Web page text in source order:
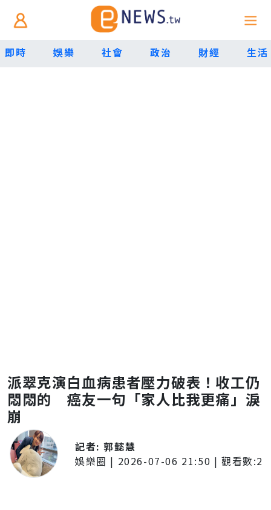
即時 娛樂 社會 政治 財經 生活
派翠克演白血病患者壓力破表！收工仍
悶悶的 癌友一句「家人比我更痛」淚
崩
記者:郭懿慧
娛樂圈 | 2026-07-06 21:50 | 觀看數:2